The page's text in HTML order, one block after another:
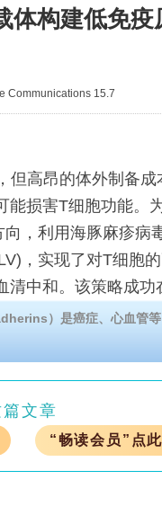
体构建低免
Communications 15.7
高昂的体外制备成
能损害T细胞功能。
向，利用海豚麻疹病
，实现了对T细胞
清中和。该策略成功
细胞并诱导了治疗效
径。
）是癌症、心血管等
文章
“畅读会员”点